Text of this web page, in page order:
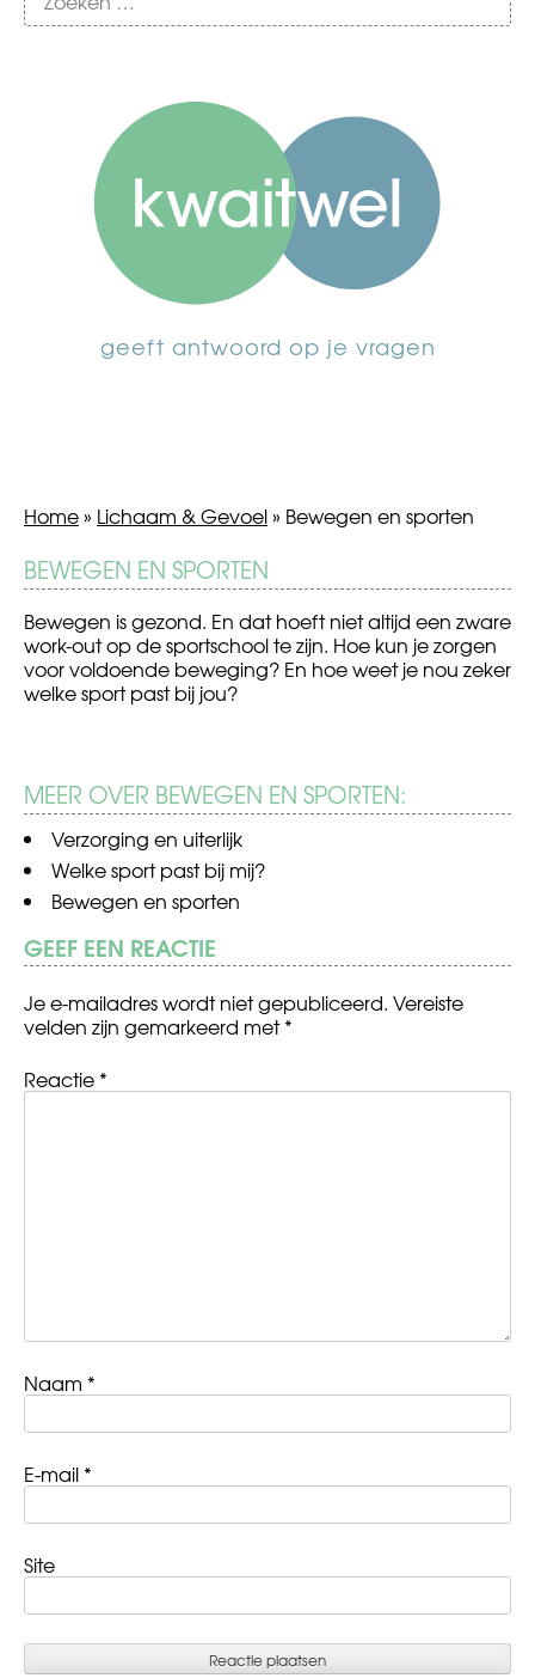
geeft antwoord op je vragen
Home» Lichaam & Gevoel» Bewegen en sporten
BEWEGEN EN SPORTEN
Bewegen is gezond. En dat hoeft niet altijd een zware
work-out op de sportschool te zijn. Hoe kun je zorgen
voor voldoende beweging? En hoe weet je nou zeker
welke sport past bij jou?
MEER OVER BEWEGEN EN SPORTEN:
Verzorging en uiterlijk
Welke sport past bij mij?
Bewegen en sporten
GEEF EEN REACTIE
Je e-mailadres wordt niet gepubliceerd. Vereiste
velden zijn gemarkeerd met*
Reactie *
Naam *
E-mail *
Site